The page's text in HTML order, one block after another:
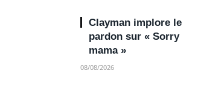
Clayman implore le
pardon sur « Sorry
mama »
08/08/2026